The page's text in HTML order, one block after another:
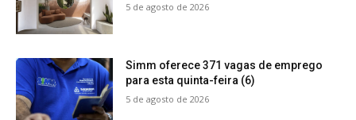
5 de agosto de 2026
Simm oferece 371 vagas de emprego
para esta quinta-feira (6)
5 de agosto de 2026